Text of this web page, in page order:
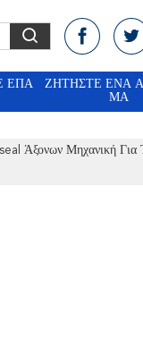
ΕΠΑ
ΖΗΤΉΣΤΕ ΈΝΑ
ΜΑ
Άξονων Μηχανική Για